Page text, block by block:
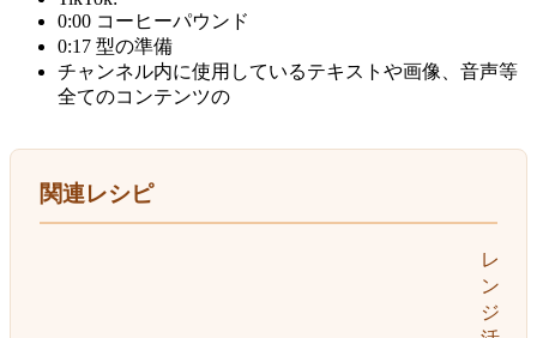
0:00 コーヒーパウンド
0:17 型の準備
チャンネル内に使用しているテキストや画像、音声等
全てのコンテンツの
関連レシピ
レ
ン
ジ